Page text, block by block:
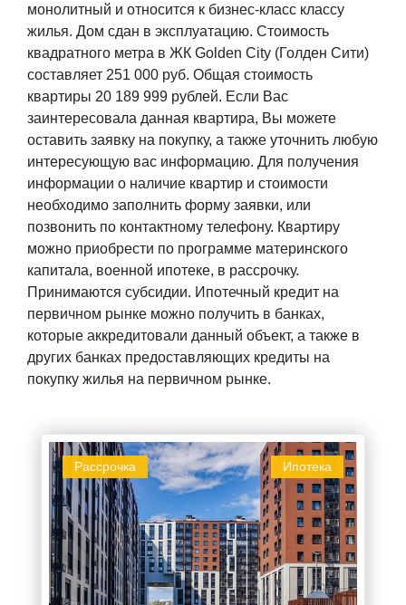
монолитный и относится к бизнес-класс классу
жилья. Дом сдан в эксплуатацию. Стоимость
квадратного метра в ЖК Golden City (Голден Сити)
составляет 251 000 руб. Общая стоимость
квартиры 20 189 999 рублей. Если Вас
заинтересовала данная квартира, Вы можете
оставить заявку на покупку, а также уточнить любую
интересующую вас информацию. Для получения
информации о наличие квартир и стоимости
необходимо заполнить форму заявки, или
позвонить по контактному телефону. Квартиру
можно приобрести по программе материнского
капитала, военной ипотеке, в рассрочку.
Принимаются субсидии. Ипотечный кредит на
первичном рынке можно получить в банках,
которые аккредитовали данный объект, а также в
других банках предоставляющих кредиты на
покупку жилья на первичном рынке.
Ипотека
Рассрочка